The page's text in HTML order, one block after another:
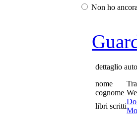
Non ho
dettaglio
nome
cognome
libri scritti